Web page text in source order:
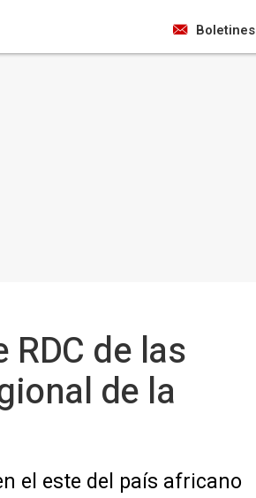
Boletines
de las
de la
el este del país africano